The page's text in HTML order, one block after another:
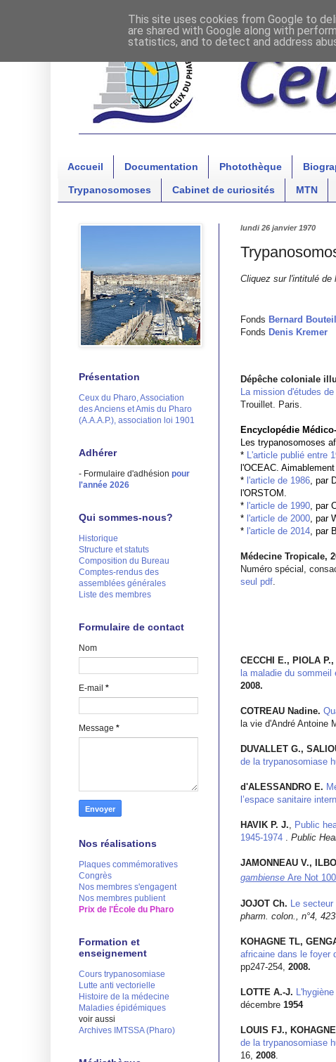
Accueil Documentation Photothèque
Trypanosomoses Cabinet de curiosités MTN
lundi 26 janvier 1970
Cliquez sur l'intitulé de
Fonds Bernard
Fonds Denis Kremer
Dépêche coloniale
La mission d'études
Trouillet. Paris.
Encyclopédie
Les trypanosomoses
* L'article publié entre
l'OCEAC.
* l'article de 1986 , par
l'ORSTOM.
* l'article de 1990 , par
* l'article de 2000 , par
* l'article de 2014 , par
Médecine Tropicale,
Numéro spécial,
seul pdf
CECCHI E., PIOLA P.,
la maladie du sommeil
2008.
COTREAU Nadine.
la vie d'André Antoine
DUVALLET G.,
de la trypanosomiase
d'ALESSANDRO E.
l’espace sanitaire
HAVIK P. J.
Public
1945-1974
Public
JAMONNEAU V.,
gambiense Are Not
JOJOT Ch. Le secteur
pharm. colon., n°4,
KOHAGNE TL,
africaine dans le foyer
pp247-254, 2008.
LOTTE A.-J.
décembre 1954
LOUIS FJ.,
de la trypanosomiase
16, 2008
Présentation
Ceux du Pharo, Association
des Anciens et Amis du Pharo
(A.A.A.P.), association loi 1901
Adhérer
- Formulaire d'adhésion pour
l'année 2026
Qui sommes-nous?
Historique
Structure et statuts
Composition du Bureau
Comptes-rendus des
assemblées générales
Liste des membres
Formulaire de contact
Nom
E-mail *
Message *
Nos réalisations
Plaques commémoratives
Congrès
Nos membres s'engagent
Nos membres publient
Prix de l'École du Pharo
Formation et
enseignement
Cours trypanosomiase
Lutte anti vectorielle
Histoire de la médecine
Maladies épidémiques
voir aussi
Archives IMTSSA (Pharo)
This site uses cookies from Google to
are shared with Google along with
statistics, and to detect and address